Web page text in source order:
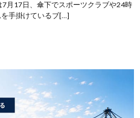
7月17日、傘下でスポーツクラブや24時
手掛けているブ[…]